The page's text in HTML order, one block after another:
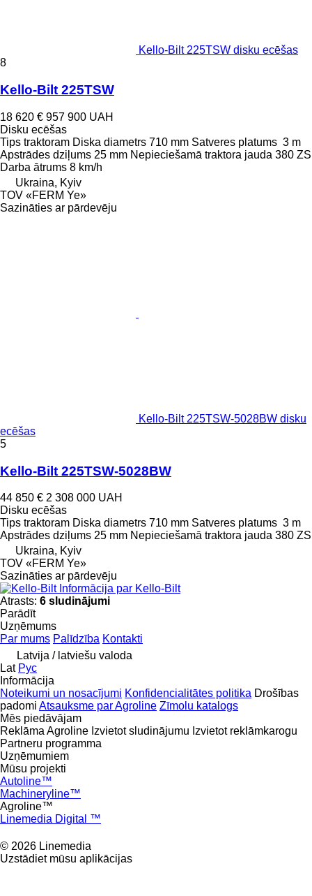
Kello-Bilt 225TSW disku ecēšas
8
Kello-Bilt 225TSW
18 620 € 957 900 UAH
Disku ecēšas
Tips traktoram Diska diametrs 710 mm Satveres platums 3 m
Apstrādes dziļums 25 mm Nepieciešamā traktora jauda 380 ZS
Darba ātrums 8 km/h
Ukraina, Kyiv
TOV «FERM Ye»
Sazināties ar pārdevēju
Kello-Bilt 225TSW-5028BW disku
ecēšas
5
Kello-Bilt 225TSW-5028BW
44 850 € 2 308 000 UAH
Disku ecēšas
Tips traktoram Diska diametrs 710 mm Satveres platums 3 m
Apstrādes dziļums 25 mm Nepieciešamā traktora jauda 380 ZS
Ukraina, Kyiv
TOV «FERM Ye»
Sazināties ar pārdevēju
Informācija par Kello-Bilt
Atrasts: 6 sludinājumi
Parādīt
Uzņēmums
Par mums Palīdzība Kontakti
Latvija / latviešu valoda
Lat Рус
Informācija
Noteikumi un nosacījumi Konfidencialitātes politika Drošības
padomi Atsauksme par Agroline Zīmolu katalogs
Mēs piedāvājam
Reklāma Agroline Izvietot sludinājumu Izvietot reklāmkarogu
Partneru programma
Uzņēmumiem
Mūsu projekti
Autoline™
Machineryline™
Agroline™
Linemedia Digital ™
© 2026 Linemedia
Uzstādiet mūsu aplikācijas